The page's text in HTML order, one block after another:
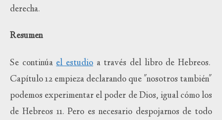
derecha.
Resumen
Se continúael estudio a través del libro de Hebreos.
Capítulo 12 empieza declarando que "nosotros también"
podemos experimentar el poder de Dios, igual cómo los
de Hebreos 11. Pero es necesario despojarnos de todo